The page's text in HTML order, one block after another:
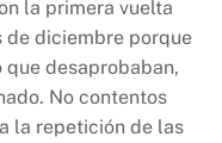
la primera vuelta
de diciembre porque
desaprobaban,
No contentos
la repetición de las